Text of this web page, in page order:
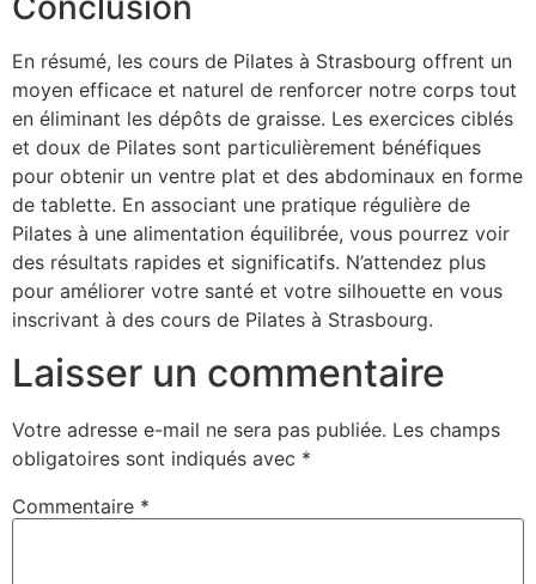
En résumé, les cours de Pilates à Strasbourg offrent un
moyen efficace et naturel de renforcer notre corps tout
en éliminant les dépôts de graisse. Les exercices ciblés
et doux de Pilates sont particulièrement bénéfiques
pour obtenir un ventre plat et des abdominaux en forme
de tablette. En associant une pratique régulière de
Pilates à une alimentation équilibrée, vous pourrez voir
des résultats rapides et significatifs. N’attendez plus
pour améliorer votre santé et votre silhouette en vous
inscrivant à des cours de Pilates à Strasbourg.
Laisser un commentaire
Votre adresse e-mail ne sera pas publiée. Les champs
obligatoires sont indiqués avec *
Commentaire *